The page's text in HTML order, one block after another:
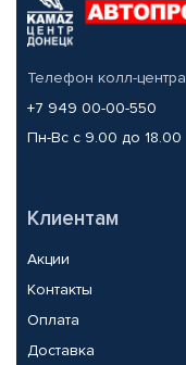
Телефон колл-центра
+7 949 00-00-550
Пн-Вс с 9.00 до 18.00
Клиентам
Акции
Контакты
Оплата
Доставка